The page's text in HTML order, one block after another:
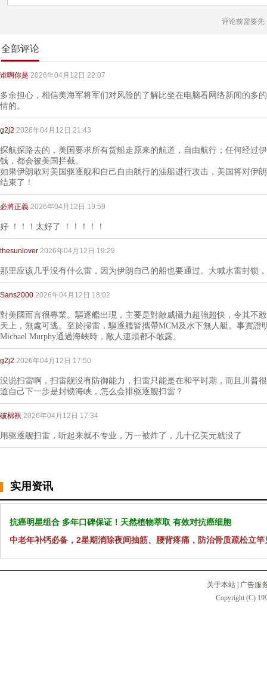
评论前需要先
全部评论
谁啊你是 2026年04月12日 22:07
多余担心，相信美海军将军们对风险的了解比坐在电脑看网络新闻的多
情的。
g2j2 2026年04月12日 21:43
探航探路去的，美国要求所有货船走原来的航道，自由航行；任何经过
钱，都会被美国拦截。
如果伊朗敢对美国驱逐舰和自己自由航行的油船进行攻击，美国将对伊
结束了！
必將正義 2026年04月12日 19:59
好 ！！！太好了 ！！！！！
thesunlover 2026年04月12日 19:29
那里应该几乎没有什么雷，因为伊朗自己的船也要通过。大喊水雷封锁
Sans2000 2026年04月12日 18:02
對美國而言很專業。驅逐艦出現，主要是對敵威攝力超強超快，令其不
天上，無處可逃。至於掃雷，驅逐艦皆攜帶MCM及水下無人艇。事實證
Michael Murphy通過海峽時，敵人連頭都不敢露。
g2j2 2026年04月12日 17:50
没说扫雷啊，扫雷舰没有防御能力，扫雷只能是在和平时期，而且川普
道自己下一步是封锁海峡，怎么会排驱逐舰扫雷？
破棉袄 2026年04月12日 17:34
用驱逐舰扫雷，听起来就不专业，万一被炸了，几十亿美元就没了
实用资讯
抗癌明星组合 多年口碑保证！天然植物萃取 有效对抗癌细胞
中老年补钙必备，2星期消除夜间抽筋、腰背疼痛，防治骨质疏松立竿
关于本站
广告服
Copyright (C)